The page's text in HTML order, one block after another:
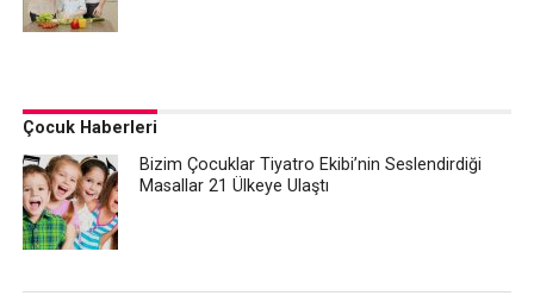
Çocuk Haberleri
Bizim Çocuklar Tiyatro Ekibi’nin Seslendirdiği
Masallar 21 Ülkeye Ulaştı